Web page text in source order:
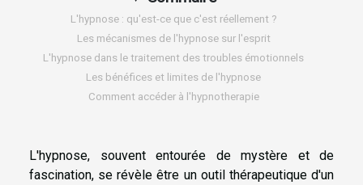
L'hypnose : qu'est-ce que c'est réellement ?
Les mécanismes de l'hypnose sur l'esprit
L'hypnose dans le traitement des troubles émotionnels
Les bénéfices et limites de l'hypnose
Comment accéder à l'hypnotherapie
L'hypnose, souvent entourée de mystère et de
fascination, se révèle être un outil thérapeutique d'un